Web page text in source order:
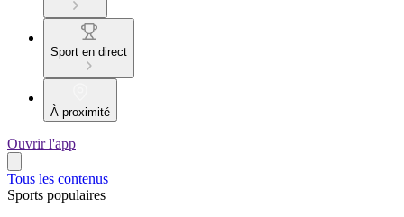
Sport en direct
À proximité
Ouvrir l'app
Tous les contenus
Sports populaires